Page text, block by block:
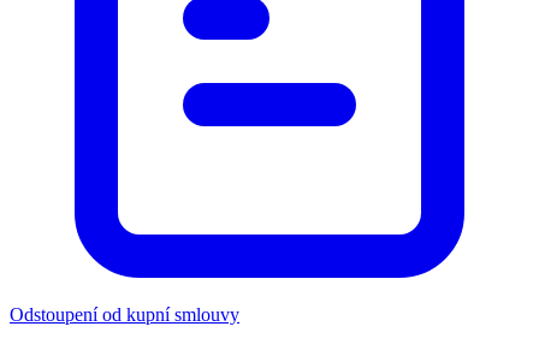
Odstoupení od kupní smlouvy